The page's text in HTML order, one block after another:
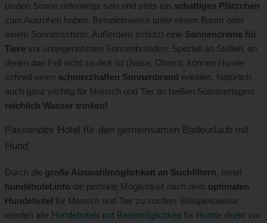
prallen Sonne unterwegs sein und stets ein schattiges Plätzchen
zum Ausruhen haben. Beispielsweise unter einem Baum oder
einem Sonnenschirm. Außerdem schützt eine Sonnencreme für
Tiere vor unangenehmen Sonnenbränden. Speziell an Stellen, an
denen das Fell nicht so dick ist (Nase, Ohren), können Hunde
schnell einen schmerzhaften Sonnenbrand erleiden. Natürlich
auch ganz wichtig für Mensch und Tier an heißen Sommertagen:
reichlich Wasser trinken!
Passendes Hotel für den gemeinsamen Badeurlaub mit
Hund
Durch die große Auswahlmöglichkeit an Suchfiltern, bietet
hundehotel.info die perfekte Möglichkeit nach dem optimalen
Hundehotel für Mensch und Tier zu suchen. Beispielsweise
werden alle Hundehotels mit Bademöglichkeit für Hunde direkt vor